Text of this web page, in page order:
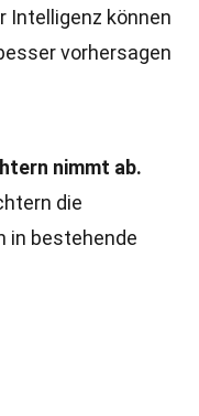
Intelligenz können
vorhersagen
nimmt ab.
die
in bestehende